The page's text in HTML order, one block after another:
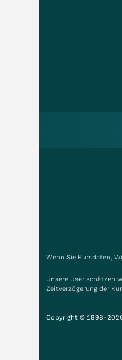
Wenn Sie Kursdaten,
Unsere User schätzen
Zeitverzögerung der
Copyright © 1998-